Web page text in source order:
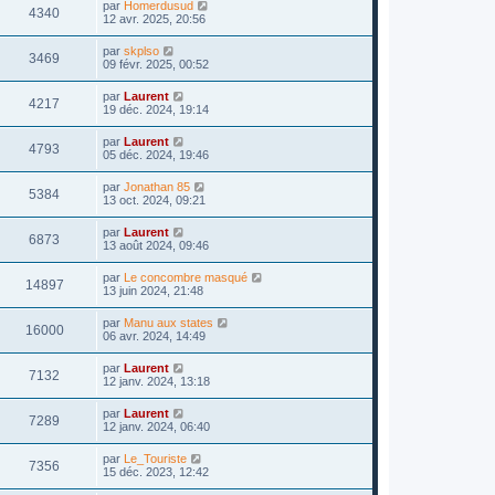
4340 par Homerdusud
12 avr. 2025, 20:56
3469 par skplso
09 févr. 2025, 00:52
4217 par Laurent
19 déc. 2024, 19:14
4793 par Laurent
05 déc. 2024, 19:46
5384 par Jonathan 85
13 oct. 2024, 09:21
6873 par Laurent
13 août 2024, 09:46
14897 par Le concombre masqué
13 juin 2024, 21:48
16000 par Manu aux states
06 avr. 2024, 14:49
7132 par Laurent
12 janv. 2024, 13:18
7289 par Laurent
12 janv. 2024, 06:40
7356 par Le_Touriste
15 déc. 2023, 12:42